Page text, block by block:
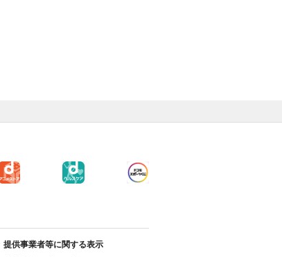
提供事業者等に関する表示